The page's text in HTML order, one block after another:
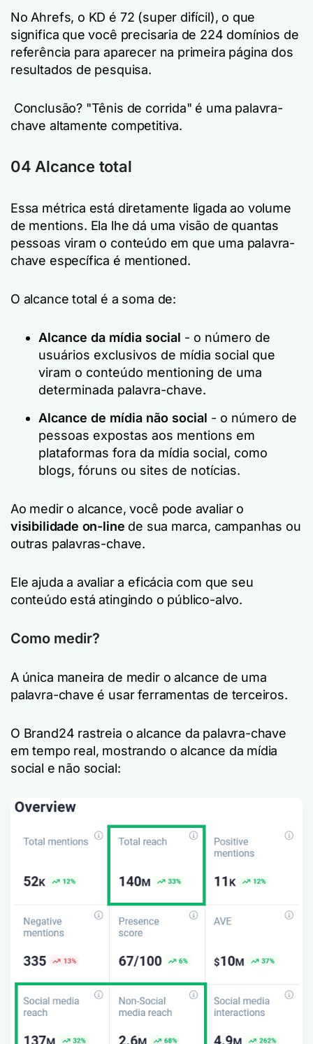
No Ahrefs, o KD é 72 (super difícil), o que
significa que você precisaria de 224 domínios de
referência para aparecer na primeira página dos
resultados de pesquisa.
Conclusão? "Tênis de corrida" é uma palavra-
chave altamente competitiva.
04 Alcance total
Essa métrica está diretamente ligada ao volume
de mentions. Ela lhe dá uma visão de quantas
pessoas viram o conteúdo em que uma palavra-
chave específica é mentioned.
O alcance total é a soma de:
Alcance da mídia social - o número de
usuários exclusivos de mídia social que
viram o conteúdo mentioning de uma
determinada palavra-chave.
Alcance de mídia não social - o número de
pessoas expostas aos mentions em
plataformas fora da mídia social, como
blogs, fóruns ou sites de notícias.
Ao medir o alcance, você pode avaliar o
visibilidade on-line de sua marca, campanhas ou
outras palavras-chave.
Ele ajuda a avaliar a eficácia com que seu
conteúdo está atingindo o público-alvo.
Como medir?
A única maneira de medir o alcance de uma
palavra-chave é usar ferramentas de terceiros.
O Brand24 rastreia o alcance da palavra-chave
em tempo real, mostrando o alcance da mídia
social e não social: